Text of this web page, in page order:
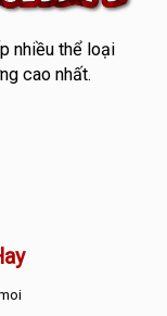
nhiều thể loại
cao nhất.